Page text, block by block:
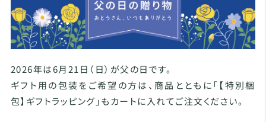
2026年は6月21日（日）が父の日です。
ギフト用の包装をご希望の方は、商品とともに「【特別梱
包】ギフトラッピング」もカートに入れてご注文ください。